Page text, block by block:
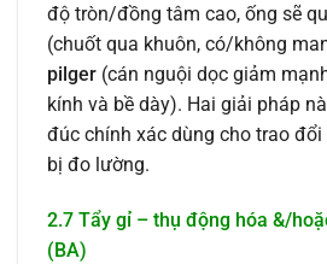
độ tròn/đồng tâm cao, ống sẽ
(chuốt qua khuôn, có/không
pilger (cán nguội dọc giảm
kính và bề dày). Hai giải pháp
đúc chính xác dùng cho trao
bị đo lường.
2.7 Tẩy gỉ – thụ động hóa &/
(BA)